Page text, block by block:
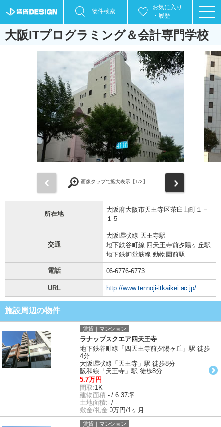
物件検索
お気に入り
・履歴
大阪ITプログラミング＆会計専門学校
画像タップで拡大表示【1/2】
所在地
大阪府大阪市天王寺区茶臼山町１－
１５
交通
大阪環状線 天王寺駅
地下鉄谷町線 四天王寺前夕陽ヶ丘駅
地下鉄御堂筋線 動物園前駅
電話 06-6776-6773
URL http://www.tennoji-itkaikei.ac.jp/
施設周辺の物件
賃貸｜マンション
ラナップスクエア四天王寺
地下鉄谷町線「四天王寺前夕陽ヶ丘」駅 徒歩
4分
大阪環状線「天王寺」駅 徒歩8分
阪和線「天王寺」駅 徒歩8分
5.7万円
間取:1K
建物面積:- / 6.37坪
土地面積:- / -
敷金/礼金:0万円/1ヶ月
賃貸｜マンション